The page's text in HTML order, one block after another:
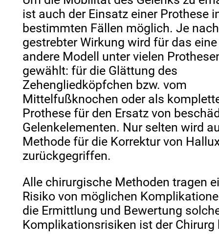
ist auch der Einsatz einer Prothese
bestimmten Fällen möglich. Je nach
gestrebter Wirkung wird für das
andere Modell unter vielen
gewählt: für die Glättung des
Zehengliedköpfchen bzw. vom
Mittelfußknochen oder als
Prothese für den Ersatz von
Gelenkelementen. Nur selten wird
Methode für die Korrektur von
zurückgegriffen.
Alle chirurgische Methoden tragen
Risiko von möglichen
die Ermittlung und Bewertung
Komplikationsrisiken ist der Chirurg